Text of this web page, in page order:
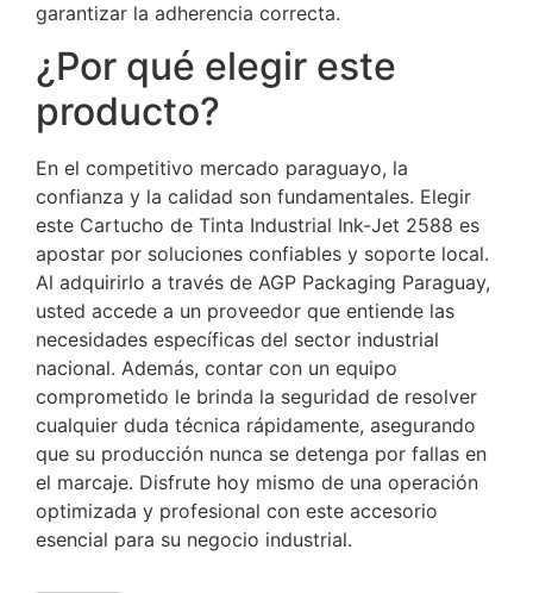
garantizar la adherencia correcta.
¿Por qué elegir este
producto?
En el competitivo mercado paraguayo, la
confianza y la calidad son fundamentales. Elegir
este Cartucho de Tinta Industrial Ink-Jet 2588 es
apostar por soluciones confiables y soporte local.
Al adquirirlo a través de AGP Packaging Paraguay,
usted accede a un proveedor que entiende las
necesidades específicas del sector industrial
nacional. Además, contar con un equipo
comprometido le brinda la seguridad de resolver
cualquier duda técnica rápidamente, asegurando
que su producción nunca se detenga por fallas en
el marcaje. Disfrute hoy mismo de una operación
optimizada y profesional con este accesorio
esencial para su negocio industrial.